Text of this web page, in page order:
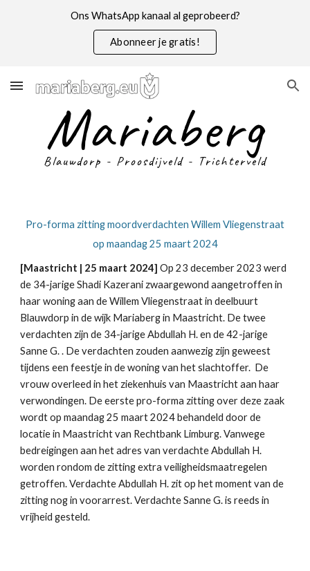
Ons WhatsApp kanaal al geprobeerd?
Abonneer je gratis!
Mariaberg
Blauwdorp - Proosdijveld - Trichterveld
Pro-forma zitting moordverdachten Willem Vliegenstraat
op maandag 25 maart 2024
[Maastricht | 25 maart 2024]Op 23 december 2023 werd
de 34-jarige Shadi Kazerani zwaargewond aangetroffen in
haar woning aan de Willem Vliegenstraat in deelbuurt
Blauwdorp in de wijk Mariaberg in Maastricht. De twee
verdachten zijn de 34-jarige Abdullah H. en de 42-jarige
Sanne G. . De verdachten zouden aanwezig zijn geweest
tijdens een feestje in de woning van het slachtoffer. De
vrouw overleed in het ziekenhuis van Maastricht aan haar
verwondingen. De eerste pro-forma zitting over deze zaak
wordt op maandag 25 maart 2024 behandeld door de
locatie in Maastricht van Rechtbank Limburg. Vanwege
bedreigingen aan het adres van verdachte Abdullah H.
worden rondom de zitting extra veiligheidsmaatregelen
getroffen. Verdachte Abdullah H. zit op het moment van de
zitting nog in voorarrest. Verdachte Sanne G. is reeds in
vrijheid gesteld.